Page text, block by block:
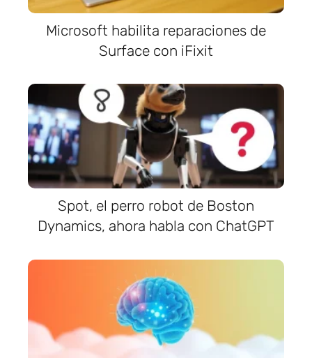
Microsoft habilita reparaciones de
Surface con iFixit
Spot, el perro robot de Boston
Dynamics, ahora habla con ChatGPT